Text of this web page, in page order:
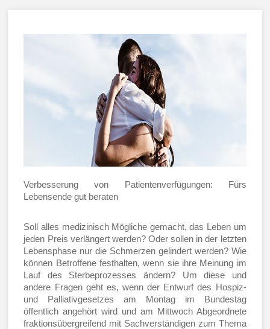
Verbesserung von Patientenverfügungen: Fürs
Lebensende gut beraten
Soll alles medizinisch Mögliche gemacht, das Leben um
jeden Preis verlängert werden? Oder sollen in der letzten
Lebensphase nur die Schmerzen gelindert werden? Wie
können Betroffene festhalten, wenn sie ihre Meinung im
Lauf des Sterbeprozesses ändern? Um diese und
andere Fragen geht es, wenn der Entwurf des Hospiz-
und Palliativgesetzes am Montag im Bundestag
öffentlich angehört wird und am Mittwoch Abgeordnete
fraktionsübergreifend mit Sachverständigen zum Thema